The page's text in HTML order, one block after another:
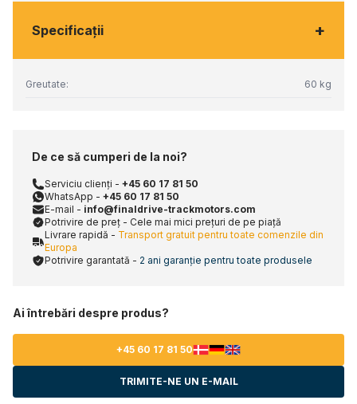
Specificaţii +
Greutate: 60 kg
De ce să cumperi de la noi?
Serviciu clienți - +45 60 17 81 50
WhatsApp - +45 60 17 81 50
E-mail - info@finaldrive-trackmotors.com
Potrivire de preț - Cele mai mici prețuri de pe piață
Livrare rapidă - Transport gratuit pentru toate comenzile din
Europa
Potrivire garantată - 2 ani garanție pentru toate produsele
Ai întrebări despre produs?
+45 60 17 81 50
TRIMITE-NE UN E-MAIL